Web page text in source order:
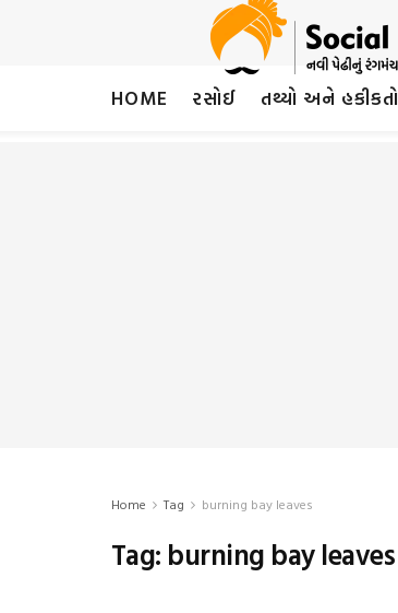
HOME રસોઈ તથ્યો અને હકીકતો
Home Tag burning bay leaves
Tag: burning bay leaves